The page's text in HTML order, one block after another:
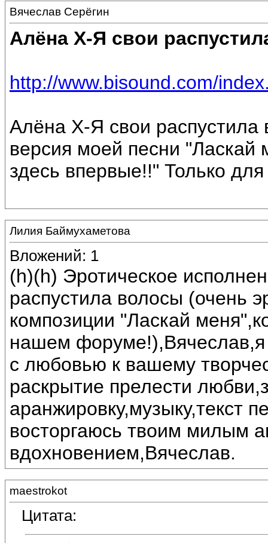
Вячеслав Серёгин
Алёна Х-Я свои
http://www.bisound.com/
Алёна Х-Я свои распустила
версия моей песни
здесь впервые!!" Только
Лилия Баймухаметова
Вложений: 1
(h)(h) Эротическое
распустила волосы (очень
композиции "Ласкай
нашем форуме!),Вячеслав,я
с любовью к вашему
раскрытие прелести
аранжировку,музыку,текст
восторгаюсь твоим милым
вдохновением,Вячеслав.
maestrokot
Цитата: